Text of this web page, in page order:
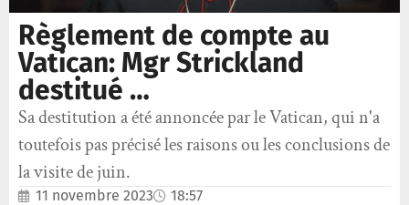
Règlement de compte au
Vatican: Mgr Strickland
destitué …
Sa destitution a été annoncée par le Vatican, qui n'a
toutefois pas précisé les raisons ou les conclusions de
la visite de juin.
11 novembre 2023 18:57